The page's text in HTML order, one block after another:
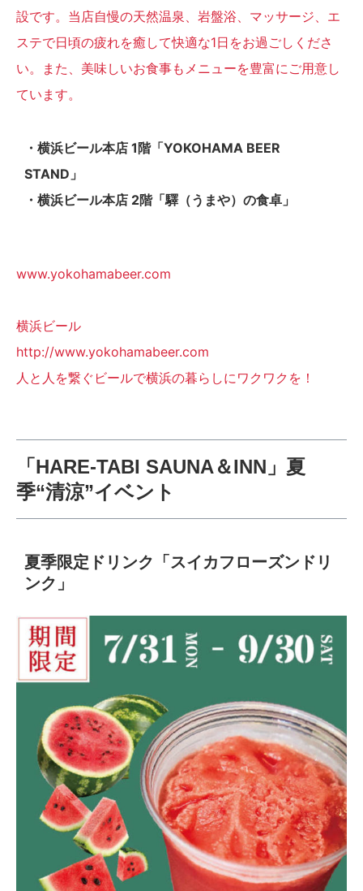
設です。当店自慢の天然温泉、岩盤浴、マッサージ、エ
ステで日頃の疲れを癒して快適な1日をお過ごしくださ
い。また、美味しいお食事もメニューを豊富にご用意し
ています。
・横浜ビール本店 1階「YOKOHAMA BEER
STAND」
・横浜ビール本店 2階「驛（うまや）の食卓」
www.yokohamabeer.com
横浜ビール
http://www.yokohamabeer.com
人と人を繋ぐビールで横浜の暮らしにワクワクを！
「HARE-TABI SAUNA＆INN」夏
季“清涼”イベント
夏季限定ドリンク「スイカフローズンドリ
ンク」